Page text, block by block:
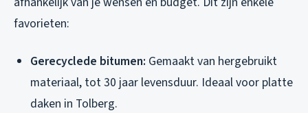
favorieten:
Gerecyclede bitumen: Gemaakt van hergebruikt
materiaal, tot 30 jaar levensduur. Ideaal voor platte
daken in Tolberg.